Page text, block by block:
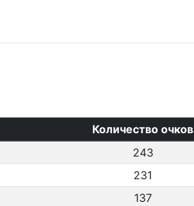
Количество очков
243
231
137